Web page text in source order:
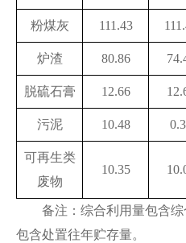
粉煤灰 111.43
炉渣 80.86
脱硫石膏 12.66
污泥 10.48
可再生类
废物
10.35
备注：综合利用量包含综
包含处置往年贮存量。